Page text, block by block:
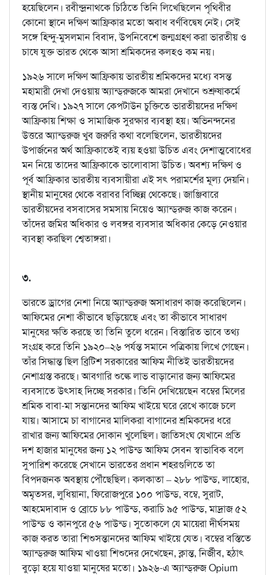
হয়েছিলেন। রবীন্দ্রনাথকে চিঠিতে তিনি লিখেছিলেন পৃথিবীর
কোনো স্থানে দক্ষিণ আফ্রিকার মতো অবাধ বর্ণবিদ্বেষ নেই। সেই
সঙ্গে হিন্দু-মুসলমান বিবাদ, উপনিবেশে জন্মগ্রহণ করা ভারতীয় ও
চাষে যুক্ত ভারত থেকে আসা শ্রমিকদের কলহও কম নয়।
১৯২৬ সালে দক্ষিণ আফ্রিকায় ভারতীয় শ্রমিকদের মধ্যে বসন্ত
মহামারী দেখা দেওয়ায় অ্যান্ড্‌রুজকে আমরা দেখানে শুশ্রুষাকর্মে
ব্যস্ত দেখি। ১৯২৭ সালে কেপটাউন চুক্তিতে ভারতীয়দের দক্ষিণ
আফ্রিকায় শিক্ষা ও সামাজিক সুরক্ষার ব্যবস্থা হয়। অভিনন্দনের
উত্তরে অ্যান্ড্‌রুজ খুব জরুরি কথা বলেছিলেন, ভারতীয়দের
উপার্জনের অর্থ আফ্রিকাতেই ব্যয় হওয়া উচিত এবং দেশাত্মবোধের
মন নিয়ে তাদের আফ্রিকাকে ভালোবাসা উচিত। অবশ্য দক্ষিণ ও
পূর্ব আফ্রিকার ভারতীয় ব্যবসায়ীরা এই সৎ পরামর্শের মূল্য দেয়নি।
স্থানীয় মানুষের থেকে বরাবর বিচ্ছিন্ন থেকেছে। জাঞ্জিবারে
ভারতীয়দের বসবাসের সমসায় নিয়েও অ্যান্ড্‌রুজ কাজ করেন।
তাঁদের জমির অধিকার ও লবঙ্গর ব্যবসার অধিকার কেড়ে নেওয়ার
ব্যবস্থা করছিল শ্বেতাঙ্গরা।
৩.
ভারতে ড্রাগের নেশা নিয়ে অ্যান্ড্‌রুজ অসাধারণ কাজ করেছিলেন।
আফিমের নেশা কীভাবে ছড়িয়েছে এবং তা কীভাবে সাধারণ
মানুষের ক্ষতি করছে তা তিনি তুলে ধরেন। বিস্তারিত ভাবে তথ্য
সংগ্রহ করে তিনি ১৯২০–২৬ পর্যন্ত সমানে পত্রিকায় লিখে গেছেন।
তাঁর সিদ্ধান্ত ছিল ব্রিটিশ সরকারের আফিম নীতিই ভারতীয়দের
নেশাগ্রস্ত করছে। আবগারি শুল্কে লাভ বাড়ানোর জন্য আফিমের
ব্যবসাতে উৎসাহ দিচ্ছে সরকার। তিনি দেখিয়েছেন বম্বের মিলের
শ্রমিক বাবা-মা সন্তানদের আফিম খাইয়ে ঘরে রেখে কাজে চলে
যায়। আসামে চা বাগানের মালিকরা বাগানের শ্রমিকদের ধরে
রাখার জন্য আফিমের দোকান খুলেছিল। জাতিসংঘ যেখানে প্রতি
দশ হাজার মানুষের জন্য ১২ পাউন্ড আফিম সেবন স্বাভাবিক বলে
সুপারিশ করেছে সেখানে ভারতের প্রধান শহরগুলিতে তা
বিপদজনক অবস্থায় পৌঁছেছিল। কলকাতা – ২৮৮ পাউন্ড, লাহোর,
অমৃতসর, লুধিয়ানা, ফিরোজপুরে ১০০ পাউন্ড, বম্বে, সুরাট,
আহমেদাবাদ ও ব্রোচে ৮৮ পাউন্ড, করাচি ৯৫ পাউন্ড, মাদ্রাজ ৫২
পাউন্ড ও কানপুরে ৫৬ পাউন্ড। সুতোকলে যে মায়েরা দীর্ঘসময়
কাজ করত তারা শিশুসন্তানদের আফিম খাইয়ে যেত। বম্বের বস্তিতে
অ্যান্ড্‌রুজ আফিম খাওয়া শিশুদের দেখেছেন, ক্লান্ত, নির্জীব, হঠাৎ
বুড়ো হয়ে যাওয়া মানুষের মতো। ১৯২৬-এ অ্যান্ড্‌রুজ Opium